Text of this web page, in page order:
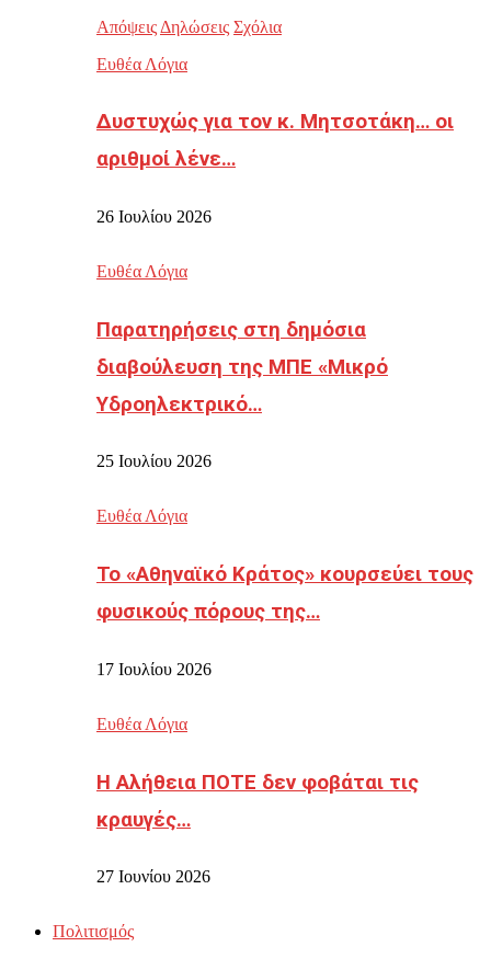
Απόψεις Δηλώσεις Σχόλια
Ευθέα Λόγια
Δυστυχώς για τον κ. Μητσοτάκη… οι
αριθμοί λένε…
26 Ιουλίου 2026
Ευθέα Λόγια
Παρατηρήσεις στη δημόσια
διαβούλευση της ΜΠΕ «Μικρό
Υδροηλεκτρικό…
25 Ιουλίου 2026
Ευθέα Λόγια
Το «Αθηναϊκό Κράτος» κουρσεύει τους
φυσικούς πόρους της…
17 Ιουλίου 2026
Ευθέα Λόγια
Η Αλήθεια ΠΟΤΕ δεν φοβάται τις
κραυγές…
27 Ιουνίου 2026
Πολιτισμός